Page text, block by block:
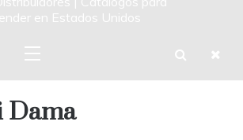
en Estados Unidos
Dama